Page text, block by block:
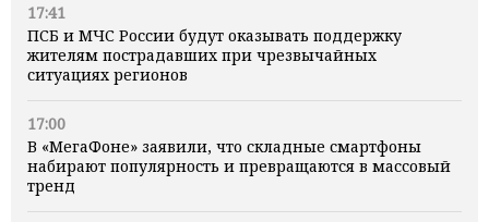
17:41
ПСБ и МЧС России будут оказывать поддержку
жителям пострадавших при чрезвычайных
ситуациях регионов
17:00
В «МегаФоне» заявили, что складные смартфоны
набирают популярность и превращаются в массовый
тренд